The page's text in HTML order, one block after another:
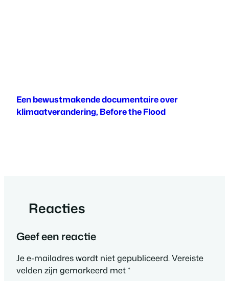
Een bewustmakende documentaire over
klimaatverandering, Before the Flood
Reacties
Geef een reactie
Je e-mailadres wordt niet gepubliceerd.Vereiste
velden zijn gemarkeerd met*